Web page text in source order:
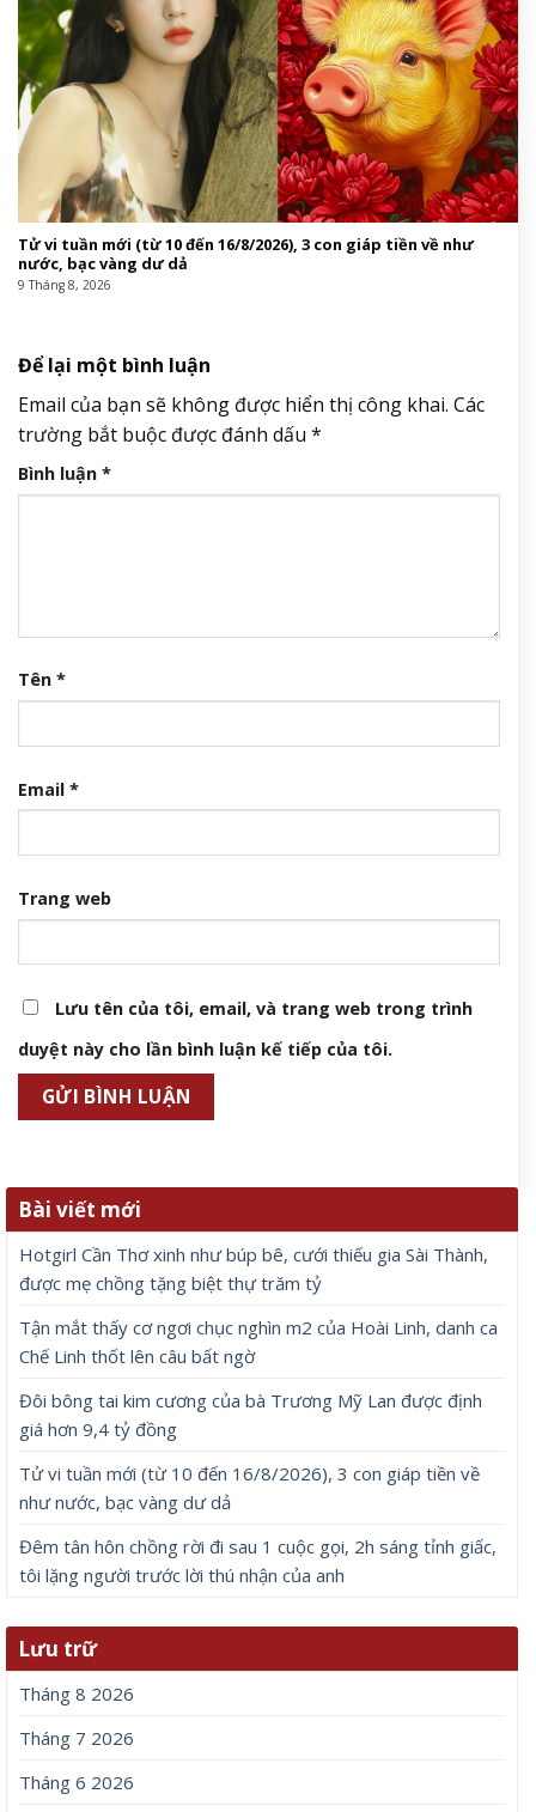
Tử vi tuần mới (từ 10 đến 16/8/2026), 3 con giáp tiền về như
nước, bạc vàng dư dả
9 Tháng 8, 2026
Để lại một bình luận
Email của bạn sẽ không được hiển thị công khai. Các
trường bắt buộc được đánh dấu *
Bình luận *
Tên *
Email *
Trang web
Lưu tên của tôi, email, và trang web trong trình
duyệt này cho lần bình luận kế tiếp của tôi.
Bài viết mới
Hotgirl Cần Thơ xinh như búp bê, cưới thiếu gia Sài Thành,
được mẹ chồng tặng biệt thự trăm tỷ
Tận mắt thấy cơ ngơi chục nghìn m2 của Hoài Linh, danh ca
Chế Linh thốt lên câu bất ngờ
Đôi bông tai kim cương của bà Trương Mỹ Lan được định
giá hơn 9,4 tỷ đồng
Tử vi tuần mới (từ 10 đến 16/8/2026), 3 con giáp tiền về
như nước, bạc vàng dư dả
Đêm tân hôn chồng rời đi sau 1 cuộc gọi, 2h sáng tỉnh giấc,
tôi lặng người trước lời thú nhận của anh
Lưu trữ
Tháng 8 2026
Tháng 7 2026
Tháng 6 2026